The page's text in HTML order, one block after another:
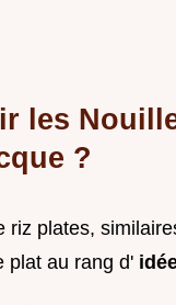
les
?
riz plates,
plat au rang d'